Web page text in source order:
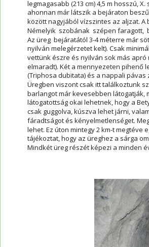
legmagasabb (213 cm) 4,5 m hosszú,
ahonnan már látszik a bejáraton
között nagyjából vízszintes az aljzat.
Némelyik  szobának  szépen faragott,
Az üreg  bejáratától 3-4 méterre már
nyilván melegérzetet kelt). Csak
vettünk észre és nyilván sok más
elmaradt). Két a mennyezeten
(Triphosa dubitata) és a nappali
Üregben viszont csak itt találkoztunk
barlangot már kevesebben látogatják,
látogatottság okai lehetnek, hogy a
csak guggolva, kúszva lehet járni,
fáradtságot és kényelmetlenséget.
lehet. Ez úton mintegy 2 km-t megtéve
tájékoztat, hogy az üreghez a sárga
Mindkét üreg részét képezi a minden